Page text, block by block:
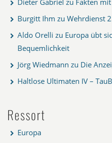
Burgitt Ihm zu Wehrdienst
Aldo Orelli zu Europa übt
Bequemlichkeit
Jörg Wiedmann zu Die
Haltlose Ultimaten IV –
Ressort
Europa